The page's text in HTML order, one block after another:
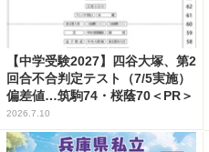
【中学受験2027】四谷大塚、第2
回合不合判定テスト（7/5実施）
偏差値…筑駒74・桜蔭70＜PR＞
2026.7.10